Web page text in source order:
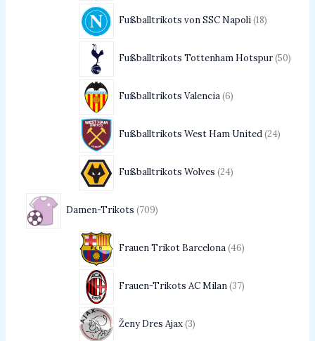
Fußballtrikots von SSC Napoli 18
Fußballtrikots Tottenham Hotspur 50
Fußballtrikots Valencia 6
Fußballtrikots West Ham United 24
Fußballtrikots Wolves 24
Damen-Trikots 709
Frauen Trikot Barcelona 46
Frauen-Trikots AC Milan 37
Ženy Dres Ajax 3